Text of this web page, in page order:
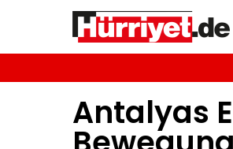
Antalyas